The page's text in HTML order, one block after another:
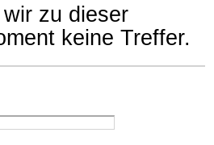
zu dieser
keine Treffer.